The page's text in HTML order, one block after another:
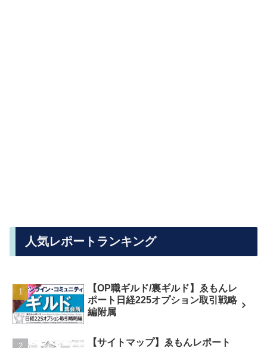
人気レポートランキング
【OP職ギルド/裏ギルド】ゑもんレ
ポート日経225オプション取引戦略
編附属
【サイトマップ】ゑもんレポート